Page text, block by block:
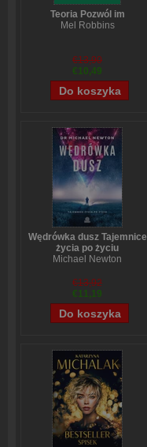
Teoria Pozwól im
Mel Robbins
€13,90
€10,49
Wędrówka dusz Tajemnice
życia po życiu
Michael Newton
€13,92
€11,19